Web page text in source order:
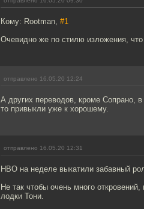
Кому: Rootman, #1
Очевидно же по стилю изложения,
отправлено 16.05.20 12:24
А других переводов, кроме Сопрано,
то привыкли уже к хорошему.
отправлено 16.05.20 12:31
HBO на неделе выкатили забавный
Не так чтобы очень много
лодки Тони.